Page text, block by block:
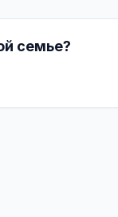
семье?